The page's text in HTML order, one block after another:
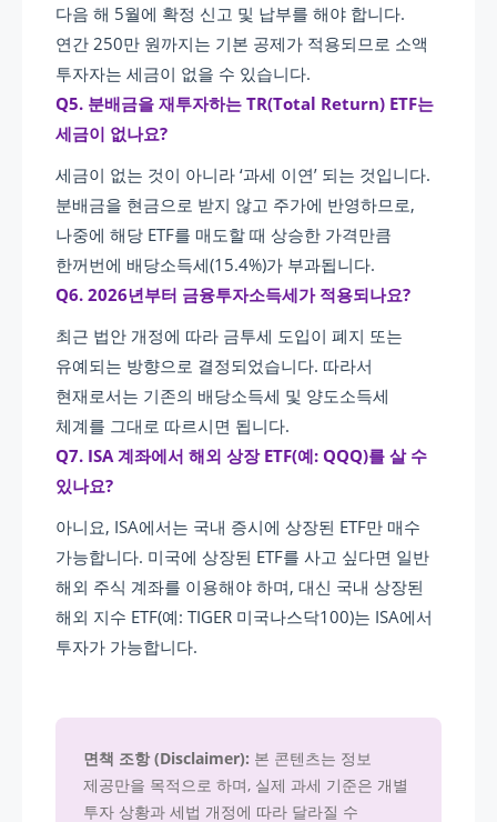
다음 해 5월에 확정 신고 및 납부를 해야 합니다.
연간 250만 원까지는 기본 공제가 적용되므로 소액
투자자는 세금이 없을 수 있습니다.
Q5. 분배금을 재투자하는 TR(Total Return) ETF는
세금이 없나요?
세금이 없는 것이 아니라 ‘과세 이연’ 되는 것입니다.
분배금을 현금으로 받지 않고 주가에 반영하므로,
나중에 해당 ETF를 매도할 때 상승한 가격만큼
한꺼번에 배당소득세(15.4%)가 부과됩니다.
Q6. 2026년부터 금융투자소득세가 적용되나요?
최근 법안 개정에 따라 금투세 도입이 폐지 또는
유예되는 방향으로 결정되었습니다. 따라서
현재로서는 기존의 배당소득세 및 양도소득세
체계를 그대로 따르시면 됩니다.
Q7. ISA 계좌에서 해외 상장 ETF(예: QQQ)를 살 수
있나요?
아니요, ISA에서는 국내 증시에 상장된 ETF만 매수
가능합니다. 미국에 상장된 ETF를 사고 싶다면 일반
해외 주식 계좌를 이용해야 하며, 대신 국내 상장된
해외 지수 ETF(예: TIGER 미국나스닥100)는 ISA에서
투자가 가능합니다.
면책 조항 (Disclaimer): 본 콘텐츠는 정보
제공만을 목적으로 하며, 실제 과세 기준은 개별
투자 상황과 세법 개정에 따라 달라질 수